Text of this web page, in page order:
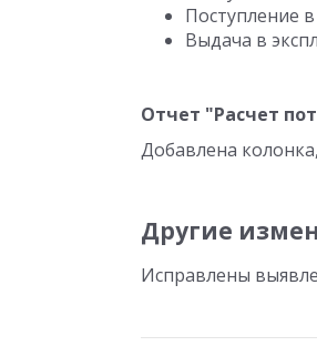
Поступление
Выдача в
Отчет "Расчет
Добавлена
Другие
Исправлены